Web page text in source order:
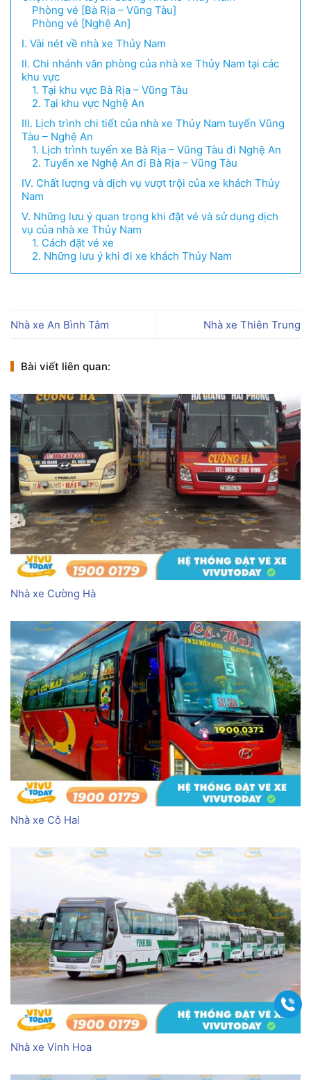
Phòng vé [Bà Rịa – Vũng Tàu]
Phòng vé [Nghệ An]
I. Vài nét về nhà xe Thủy Nam
II. Chi nhánh văn phòng của nhà xe Thủy Nam tại các
khu vực
1. Tại khu vực Bà Rịa – Vũng Tàu
2. Tại khu vực Nghệ An
III. Lịch trình chi tiết của nhà xe Thủy Nam tuyến Vũng
Tàu – Nghệ An
1. Lịch trình tuyến xe Bà Rịa – Vũng Tàu đi Nghệ An
2. Tuyến xe Nghệ An đi Bà Rịa – Vũng Tàu
IV. Chất lượng và dịch vụ vượt trội của xe khách Thủy
Nam
V. Những lưu ý quan trọng khi đặt vé và sử dụng dịch
vụ của nhà xe Thủy Nam
1. Cách đặt vé xe
2. Những lưu ý khi đi xe khách Thủy Nam
Nhà xe An Bình Tâm Nhà xe Thiên Trung
Bài viết liên quan:
Nhà xe Cường Hà
Nhà xe Cô Hai
Nhà xe Vinh Hoa